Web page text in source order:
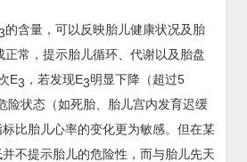
的含量，可以反映胎儿健康状况及胎
正常，提示胎儿循环、代谢以及胎盘
E3 ，若发现E3明显下降（超过5
险状态（如死胎、胎儿宫内发育迟缓
比胎儿心率的变化更为敏感。但在某
不提示胎儿的危险性，而与胎儿先天